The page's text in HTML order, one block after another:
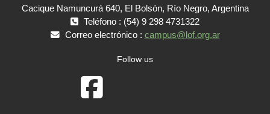
Cacique Namuncurá 640, El Bolsón, Río Negro, Argentina
Teléfono : (54) 9 298 4731322
Correo electrónico : campus@lof.org.ar
Follow us